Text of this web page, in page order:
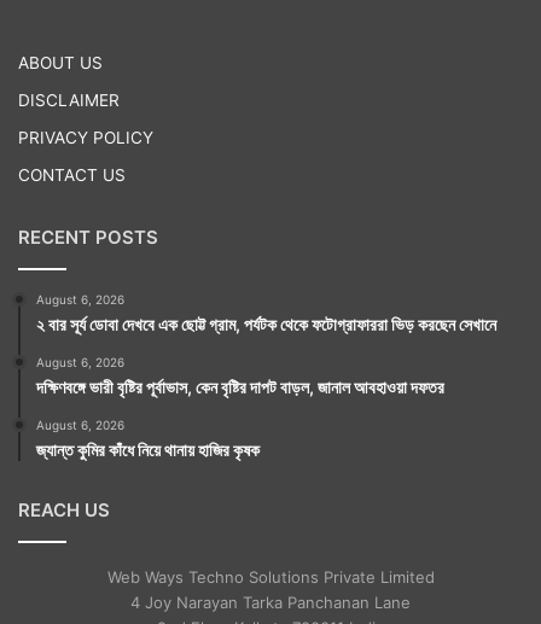
ABOUT US
DISCLAIMER
PRIVACY POLICY
CONTACT US
RECENT POSTS
August 6, 2026
২ বার সূর্য ডোবা দেখবে এক ছোট্ট গ্রাম, পর্যটক থেকে ফটোগ্রাফাররা ভিড় করছেন সেখানে
August 6, 2026
দক্ষিণবঙ্গে ভারী বৃষ্টির পূর্বাভাস, কেন বৃষ্টির দাপট বাড়ল, জানাল আবহাওয়া দফতর
August 6, 2026
জ্যান্ত কুমির কাঁধে নিয়ে থানায় হাজির কৃষক
REACH US
Web Ways Techno Solutions Private Limited
4 Joy Narayan Tarka Panchanan Lane